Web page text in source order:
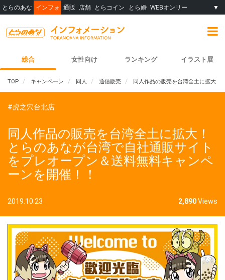
とらのあな インフォ 通販 店舗 とらコイン とら婚 WEBオンリー ▼
総合 女性向け ランキング イラスト展
TOP キャンペーン 同人 通信販売 同人作品の販売を台湾全土に拡大！
#虎之穴台北店
同人作品の販売を台湾全土に拡大！
とらのあなが台湾で自社通販サイト
をプレオープン＆送料無料キャンペ
ーンを開催！！
2019.10.23 2,890Views